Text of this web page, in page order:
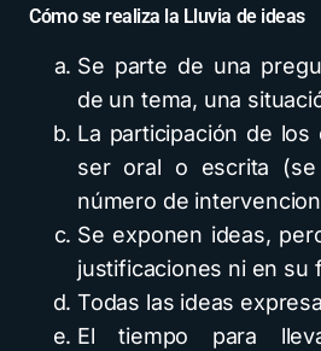
Cómo se realiza la Lluvia de ideas
Se parte de una
de un tema, una
La participación de los
ser oral o escrita
número de
Se exponen ideas,
justificaciones ni en su
Todas las ideas
El tiempo para